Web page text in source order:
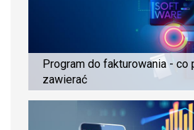
Program do fakturowania - co
zawierać